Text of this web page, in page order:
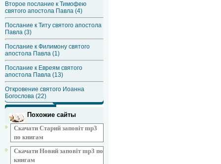
Второе послание к Тимофею
святого апостола Павла (4)
Послание к Титу святого апостола
Павла (3)
Послание к Филимону святого
апостола Павла (1)
Послание к Евреям святого
апостола Павла (13)
Откровение святого Иоанна
Богослова (22)
Похожие сайты
Скачати Старий заповіт mp3
по книгам
Скачати Новий заповіт mp3 по
книгам